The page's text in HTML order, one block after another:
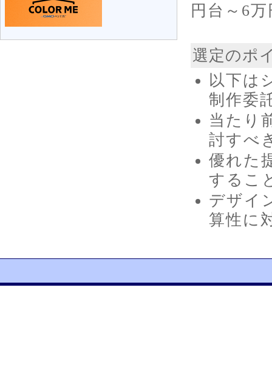
円台～6
選定のポ
以下は
制作委
当たり
討すべ
優れた
するこ
デザイ
算性に